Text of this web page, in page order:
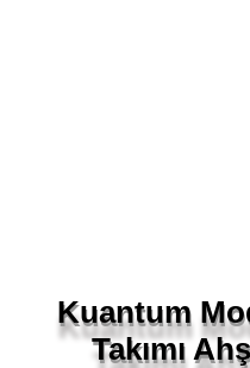
Kuantum
Takımı